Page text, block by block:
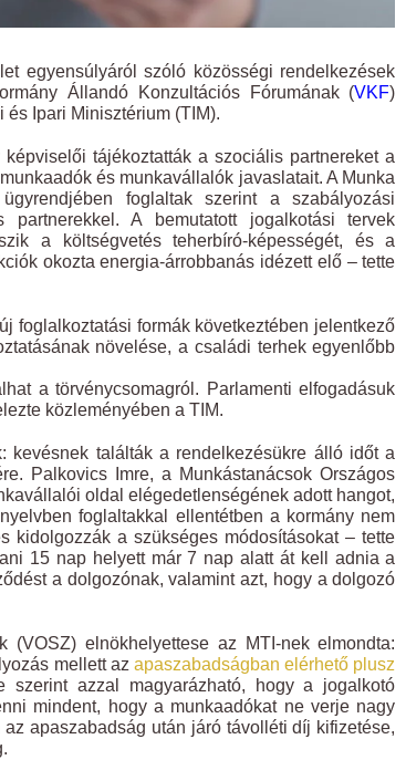
egyensúlyáról szóló közösségi rendelkezések
Állandó Konzultációs Fórumának (VKF)
Ipari Minisztérium (TIM).
tájékoztatták a szociális partnereket a
és munkavállalók javaslatait. A Munka
ügyrendjében foglaltak szerint a szabályozási
A bemutatott jogalkotási tervek
a költségvetés teherbíró-képességét, és a
okozta energia-árrobbanás idézett elő – tette
foglalkoztatási formák következtében jelentkező
növelése, a családi terhek egyenlőbb
a törvénycsomagról. Parlamenti elfogadásuk
közleményében a TIM.
kevésnek találták a rendelkezésükre álló időt a
Palkovics Imre, a Munkástanácsok Országos
oldal elégedetlenségének adott hangot,
foglaltakkal ellentétben a kormány nem
kidolgozzák a szükséges módosításokat – tette
15 nap helyett már 7 nap alatt át kell adnia a
a dolgozónak, valamint azt, hogy a dolgozó
elnökhelyettese az MTI-nek elmondta:
mellett az apaszabadságban elérhető plusz
azzal magyarázható, hogy a jogalkotó
mindent, hogy a munkaadókat ne verje nagy
apaszabadság után járó távolléti díj kifizetése,